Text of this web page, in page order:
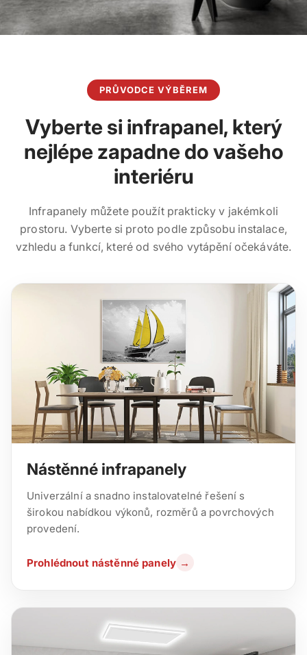
PRŮVODCE VÝBĚREM
Vyberte si infrapanel, který
nejlépe zapadne do vašeho
interiéru
Infrapanely můžete použít prakticky v jakémkoli
prostoru. Vyberte si proto podle způsobu instalace,
vzhledu a funkcí, které od svého vytápění očekáváte.
Nástěnné infrapanely
Univerzální a snadno instalovatelné řešení s
širokou nabídkou výkonů, rozměrů a povrchových
provedení.
Prohlédnout nástěnné panely →